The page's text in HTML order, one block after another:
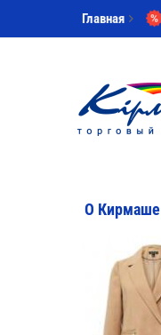
Главная
O Кирмаше